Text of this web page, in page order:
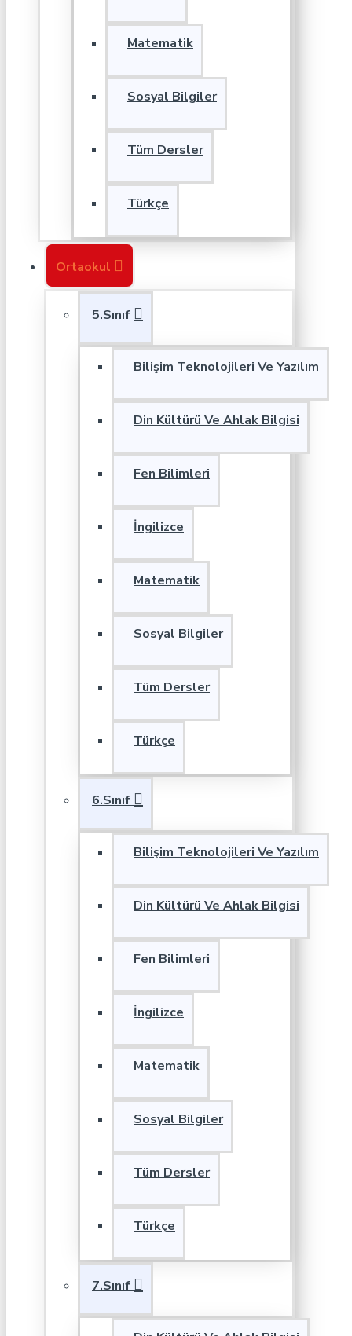
Matematik
Sosyal Bilgiler
Tüm Dersler
Türkçe
Ortaokul
5.Sınıf
Bilişim Teknolojileri Ve Yazılım
Din Kültürü Ve Ahlak Bilgisi
Fen Bilimleri
İngilizce
Matematik
Sosyal Bilgiler
Tüm Dersler
Türkçe
6.Sınıf
Bilişim Teknolojileri Ve Yazılım
Din Kültürü Ve Ahlak Bilgisi
Fen Bilimleri
İngilizce
Matematik
Sosyal Bilgiler
Tüm Dersler
Türkçe
7.Sınıf